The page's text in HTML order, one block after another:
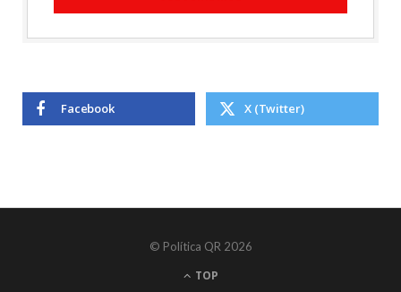
Facebook X (Twitter)
© Política QR 2026
TOP